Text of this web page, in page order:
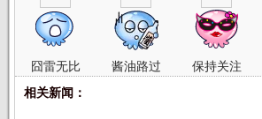
囧雷无比 酱油路过 保持关注
相关新闻：